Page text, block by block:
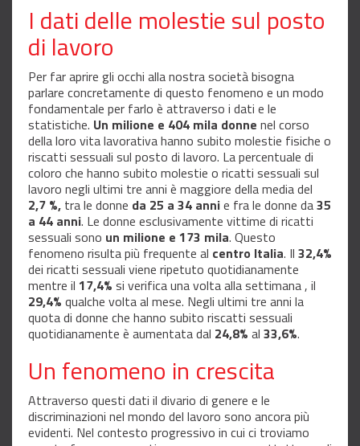
I dati delle molestie sul posto
di lavoro
Per far aprire gli occhi alla nostra società bisogna
parlare concretamente di questo fenomeno e un modo
fondamentale per farlo è attraverso i dati e le
statistiche. Un milione e 404 mila donne nel corso
della loro vita lavorativa hanno subito molestie fisiche o
riscatti sessuali sul posto di lavoro. La percentuale di
coloro che hanno subito molestie o ricatti sessuali sul
lavoro negli ultimi tre anni è maggiore della media del
2,7 %, tra le donne da 25 a 34 annie fra le donne da35
a 44 anni. Le donne esclusivamente vittime di ricatti
sessuali sono un milione e 173 mila. Questo
fenomeno risulta più frequente al centro Italia. Il 32,4%
dei ricatti sessuali viene ripetuto quotidianamente
mentre il 17,4% si verifica una volta alla settimana , il
29,4% qualche volta al mese. Negli ultimi tre anni la
quota di donne che hanno subito riscatti sessuali
quotidianamente è aumentata dal 24,8% al 33,6%.
Un fenomeno in crescita
Attraverso questi dati il divario di genere e le
discriminazioni nel mondo del lavoro sono ancora più
evidenti. Nel contesto progressivo in cui ci troviamo